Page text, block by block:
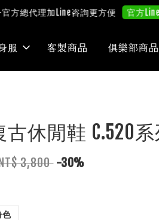
代理加Line咨詢更方便 官方Line 臺
服 客製商品 俱樂部商品
古休閒鞋 C.520
3,800 -30%
色